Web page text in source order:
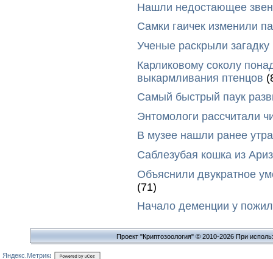
Нашли недостающее
Самки гаичек изменили
Ученые раскрыли загадку
Карликовому соколу
выкармливания птенцов
Самый быстрый паук
Энтомологи рассчитали
В музее нашли ранее
Саблезубая кошка из
Объяснили двукратное
(71)
Начало деменции у
Проект "Криптозоология" © 2010-2026 При